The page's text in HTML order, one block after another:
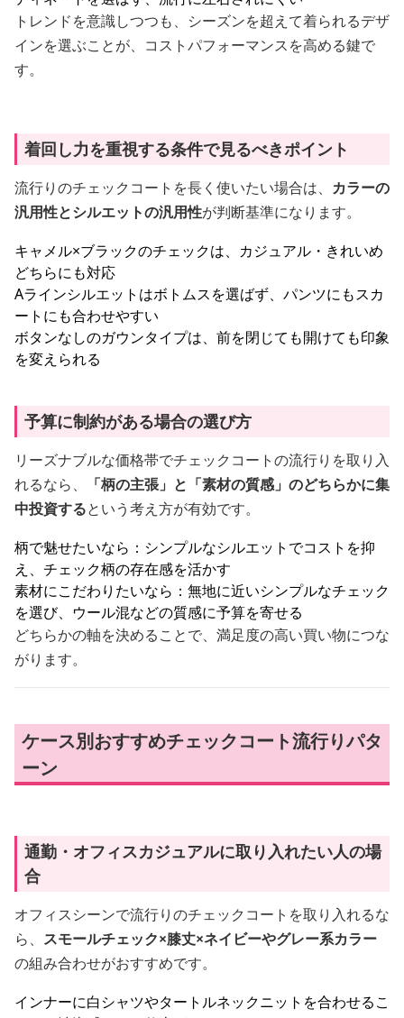
トレンドを意識しつつも、シーズンを超えて着られるデザ
インを選ぶことが、コストパフォーマンスを高める鍵で
す。
着回し力を重視する条件で見るべきポイント
流行りのチェックコートを長く使いたい場合は、 カラーの
汎用性とシルエットの汎用性が判断基準になります。
キャメル×ブラックのチェックは、カジュアル・きれいめ
どちらにも対応
Aラインシルエットはボトムスを選ばず、パンツにもスカ
ートにも合わせやすい
ボタンなしのガウンタイプは、前を閉じても開けても印象
を変えられる
予算に制約がある場合の選び方
リーズナブルな価格帯でチェックコートの流行りを取り入
れるなら、
「柄の主張」と「素材の質感」のどちらかに集
中投資するという考え方が有効です。
柄で魅せたいなら：シンプルなシルエットでコストを抑
え、チェック柄の存在感を活かす
素材にこだわりたいなら：無地に近いシンプルなチェック
を選び、ウール混などの質感に予算を寄せる
どちらかの軸を決めることで、満足度の高い買い物につな
がります。
ケース別おすすめチェックコート流行りパタ
ーン
通勤・オフィスカジュアルに取り入れたい人の場
合
オフィスシーンで流行りのチェックコートを取り入れるな
ら、 スモールチェック×膝丈×ネイビーやグレー系カラー
の組み合わせがおすすめです。
インナーに白シャツやタートルネックニットを合わせるこ